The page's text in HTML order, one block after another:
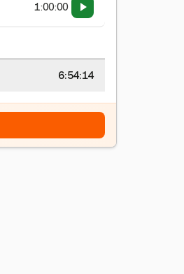
1:00:00
6:54:15